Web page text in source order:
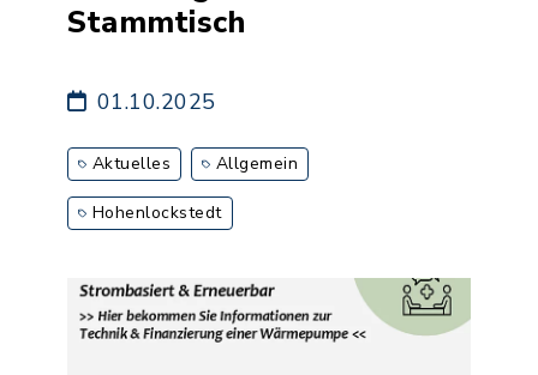
Stammtisch
01.10.2025
Aktuelles Allgemein
Hohenlockstedt